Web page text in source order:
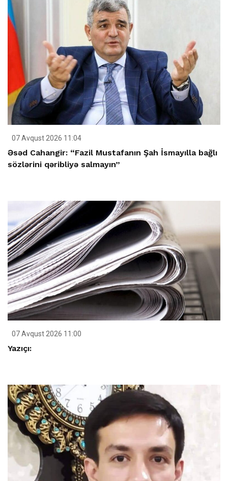
07 Avqust 2026 11:04
Əsəd Cahangir: “Fazil Mustafanın Şah İsmayılla bağlı
sözlərini qəribliyə salmayın”
07 Avqust 2026 11:00
Yazıçı: